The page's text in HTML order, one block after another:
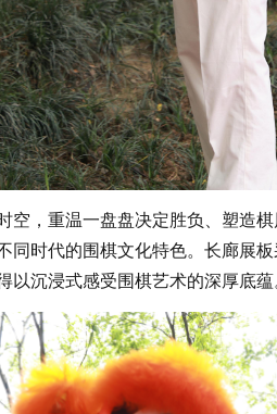
空，重温一盘盘决定胜负、塑造
同时代的围棋文化特色。长廊展
沉浸式感受围棋艺术的深厚底蕴